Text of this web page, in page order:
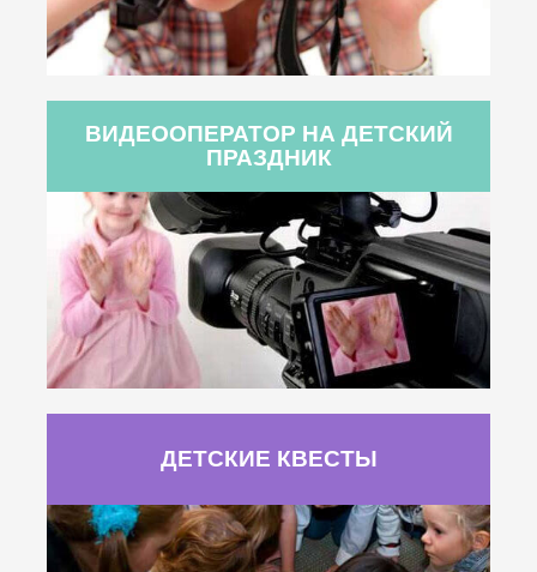
ВИДЕООПЕРАТОР НА ДЕТСКИЙ
ПРАЗДНИК
ДЕТСКИЕ КВЕСТЫ